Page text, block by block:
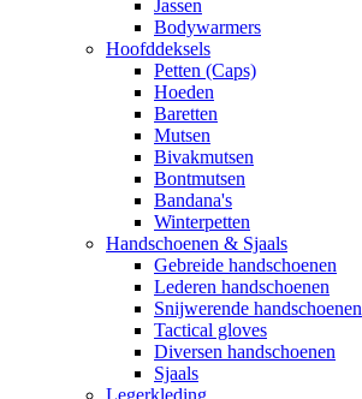
Jassen
Bodywarmers
Hoofddeksels
Petten (Caps)
Hoeden
Baretten
Mutsen
Bivakmutsen
Bontmutsen
Bandana's
Winterpetten
Handschoenen & Sjaals
Gebreide handschoenen
Lederen handschoenen
Snijwerende handschoenen
Tactical gloves
Diversen handschoenen
Sjaals
Legerkleding